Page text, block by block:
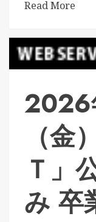
Read More
2026
（金
Ｔ」
み 卒